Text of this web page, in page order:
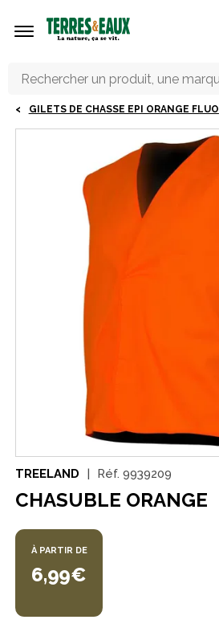
GILETS DE CHASSE EPI ORANGE FLUO
TREELAND Réf. 9939209
CHASUBLE ORANGE
À PARTIR DE
6,99€